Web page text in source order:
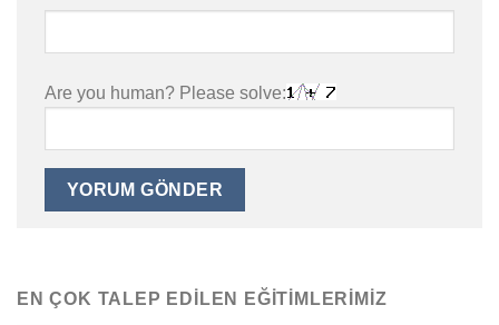
Are you human? Please solve:
EN ÇOK TALEP EDILEN EĞITIMLERIMIZ